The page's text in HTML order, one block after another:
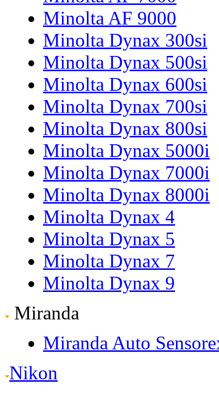
Minolta AF 9000
Minolta Dynax 300si
Minolta Dynax 500si
Minolta Dynax 600si
Minolta Dynax 700si
Minolta Dynax 800si
Minolta Dynax 5000i
Minolta Dynax 7000i
Minolta Dynax 8000i
Minolta Dynax 4
Minolta Dynax 5
Minolta Dynax 7
Minolta Dynax 9
Miranda
Miranda Auto
Nikon